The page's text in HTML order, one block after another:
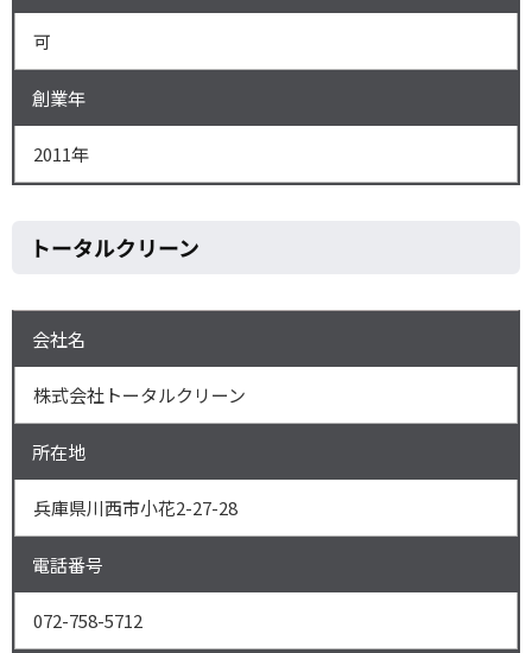
可
創業年
2011年
トータルクリーン
会社名
株式会社トータルクリーン
所在地
兵庫県川西市小花2-27-28
電話番号
072-758-5712